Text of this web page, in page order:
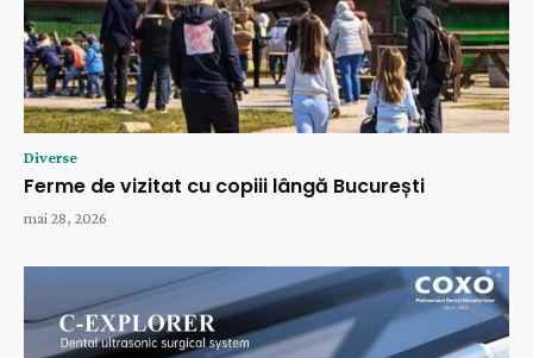
Diverse
Ferme de vizitat cu copiii lângă București
mai 28, 2026